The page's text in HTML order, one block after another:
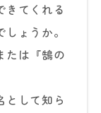
きてくれる
ょうか。
たは『鵠の
として知ら